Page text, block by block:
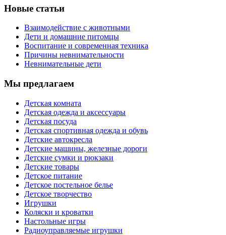
Новые статьи
Взаимодействие с животными
Дети и домашние питомцы
Воспитание и современная техника
Причины невнимательности
Невнимательные дети
Мы предлагаем
Детская комната
Детская одежда и аксессуары
Детская посуда
Детская спортивная одежда и обувь
Детские автокресла
Детские машины, железные дороги
Детские сумки и рюкзаки
Детские товары
Детское питание
Детское постельное белье
Детское творчество
Игрушки
Коляски и кроватки
Настольные игры
Радиоуправляемые игрушки